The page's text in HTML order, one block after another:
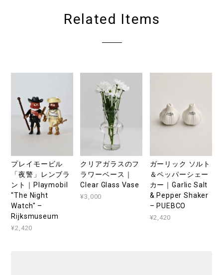
Related Items
プレイモービル
「夜警」レンブラ
ント｜Playmobil
"The Night
Watch" –
Rijksmuseum
¥2,420
クリアガラスのフ
ラワーベース｜
Clear Glass Vase
¥3,000
ガーリック ソルト
＆ペッパーシェー
カー｜Garlic Salt
& Pepper Shaker
– PUEBCO
¥2,420